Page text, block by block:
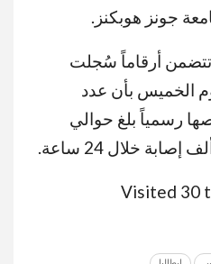
جونز هوبكنز.
تتضمن أرقاماً سُجلت
20.30 اليوم الخميس بأن عدد
رسمياً بلغ حوالي
Visited 30